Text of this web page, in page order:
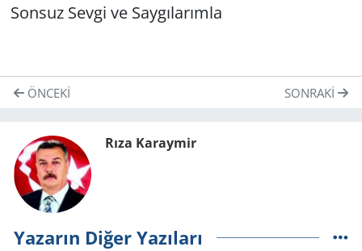
Sonsuz Sevgi ve Saygılarımla
ÖNCEKI SONRAKI
Rıza Karaymir
Yazarın Diğer Yazıları